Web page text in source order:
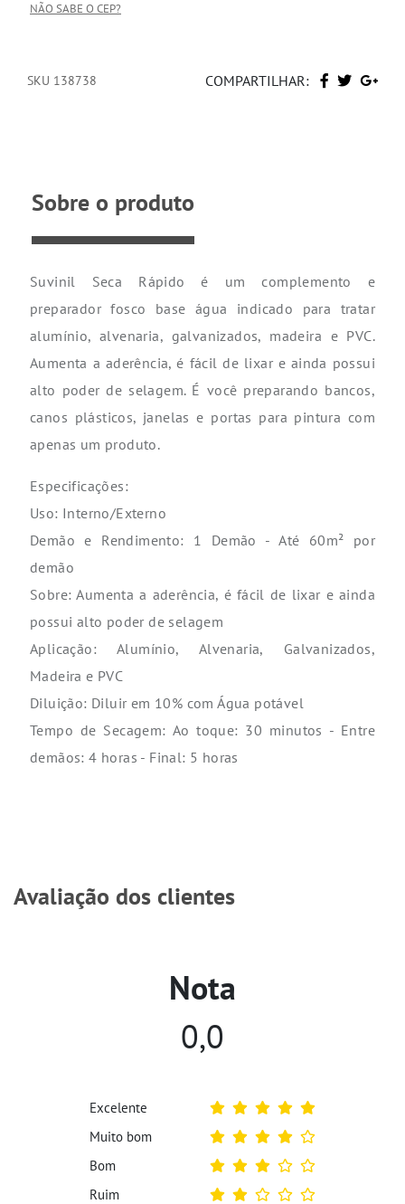
NÃO SABE O CEP?
SKU 138738 COMPARTILHAR:
Sobre o produto
Suvinil Seca Rápido é um complemento e
preparador fosco base água indicado para tratar
alumínio, alvenaria, galvanizados, madeira e PVC.
Aumenta a aderência, é fácil de lixar e ainda possui
alto poder de selagem. É você preparando bancos,
canos plásticos, janelas e portas para pintura com
apenas um produto.
Especificações:
Uso: Interno/Externo
Demão e Rendimento: 1 Demão - Até 60m² por
demão
Sobre: Aumenta a aderência, é fácil de lixar e ainda
possui alto poder de selagem
Aplicação: Alumínio, Alvenaria, Galvanizados,
Madeira e PVC
Diluição: Diluir em 10% com Água potável
Tempo de Secagem: Ao toque: 30 minutos - Entre
demãos: 4 horas - Final: 5 horas
Avaliação dos clientes
Nota
0,0
Excelente
Muito bom
Bom
Ruim